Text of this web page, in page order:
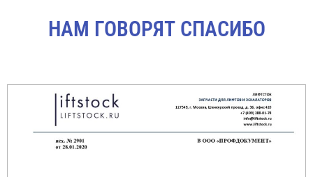
НАМ ГОВОРЯТ СПАСИБО